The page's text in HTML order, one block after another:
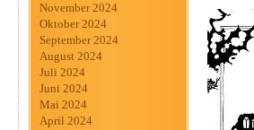
November 2024
Oktober 2024
September 2024
August 2024
Juli 2024
Juni 2024
Mai 2024
April 2024